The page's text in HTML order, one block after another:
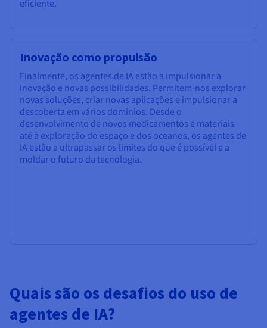
eficiente.
Inovação como propulsão
Finalmente, os agentes de IA estão a impulsionar a
inovação e novas possibilidades. Permitem-nos explorar
novas soluções, criar novas aplicações e impulsionar a
descoberta em vários domínios. Desde o
desenvolvimento de novos medicamentos e materiais
até à exploração do espaço e dos oceanos, os agentes de
IA estão a ultrapassar os limites do que é possível e a
moldar o futuro da tecnologia.
Quais são os desafios do uso de
agentes de IA?